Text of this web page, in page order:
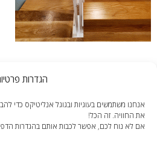
הגדרות
אנחנו משתמשים בעוגיות ובגוגל אנליטיקס כדי
את החוויה. זה הכל!
אם לא נוח לכם, אפשר לכבות אותם בהגדרות